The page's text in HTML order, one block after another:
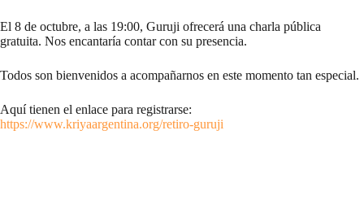
El 8 de octubre, a las 19:00, Guruji ofrecerá una charla pública
gratuita. Nos encantaría contar con su presencia.
Todos son bienvenidos a acompañarnos en este momento tan especial.
Aquí tienen el enlace para registrarse:
https://www.kriyaargentina.org/retiro-guruji